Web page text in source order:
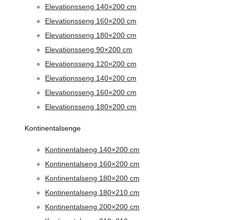
Elevationsseng 140×200 cm
Elevationsseng 160×200 cm
Elevationsseng 180×200 cm
Elevationsseng 90×200 cm
Elevationsseng 120×200 cm
Elevationsseng 140×200 cm
Elevationsseng 160×200 cm
Elevationsseng 180×200 cm
Kontinentalsenge
Kontinentalseng 140×200 cm
Kontinentalseng 160×200 cm
Kontinentalseng 180×200 cm
Kontinentalseng 180×210 cm
Kontinentalseng 200×200 cm